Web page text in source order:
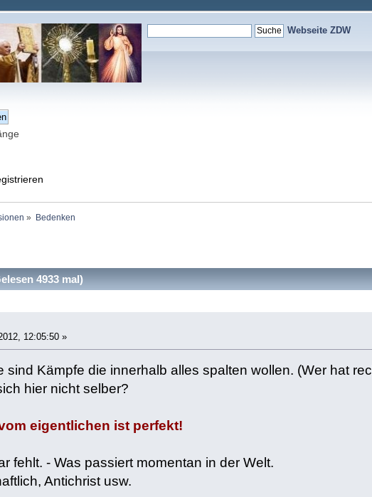
Webseite ZDW
» Bedenken
4933 mal)
12:05:50 »
sind Kämpfe die innerhalb alles spalten wollen. (Wer hat
hier nicht selber?
eigentlichen ist perfekt!
fehlt. - Was passiert momentan in der Welt.
Antichrist usw.